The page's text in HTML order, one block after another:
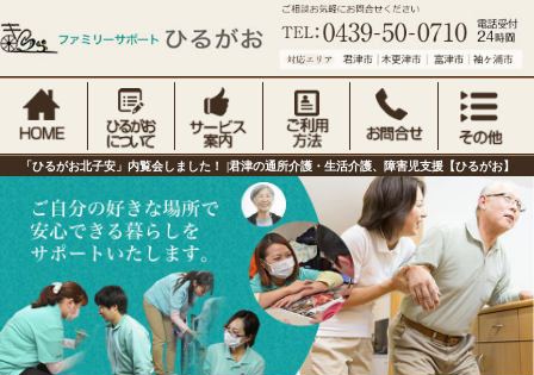
「ひるがお北子安」内覧会しました！ |君津の通所介護・生活介護、障害児支援【ひるがお】